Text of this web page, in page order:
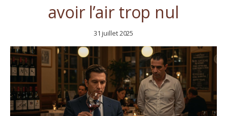
avoir l’air trop nul
31 juillet 2025